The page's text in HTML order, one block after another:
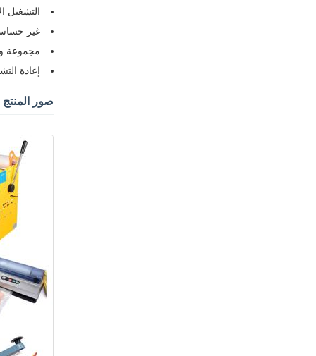
التشغيل
غير
مجموعة
إعادة
صور المنتج